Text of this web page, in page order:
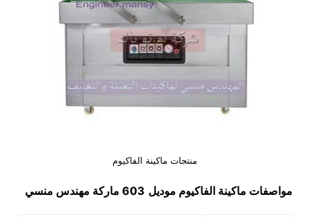
منتجات ماكينة الفاكيوم
مواصفات ماكينة الفاكيوم موديل 603 ماركة مهندس منسي